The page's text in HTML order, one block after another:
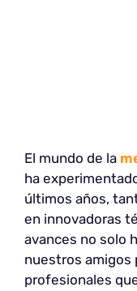
El mundo de la
ha
últimos años,
en innovadoras
avances no solo
nuestros amigos
profesionales